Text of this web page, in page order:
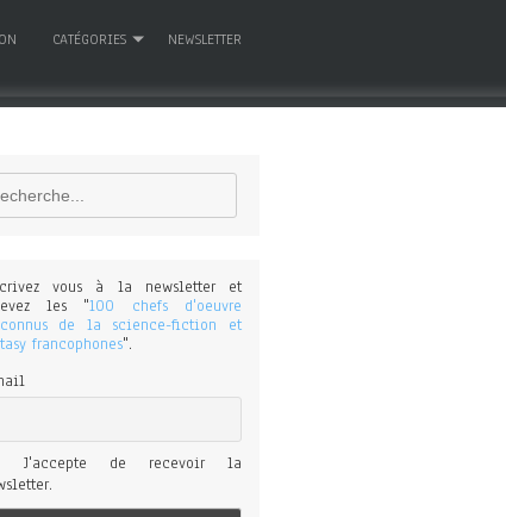
CATÉGORIES NEWSLETTER
vous à la newsletter et
les "100 chefs d'oeuvre
de la science-fiction et
francophones".
J'accepte de recevoir la